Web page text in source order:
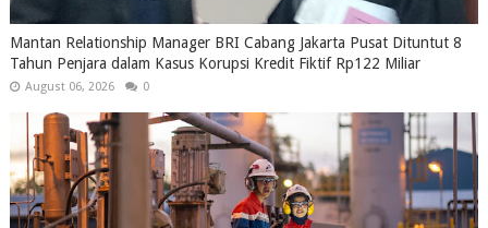
Mantan Relationship Manager BRI Cabang Jakarta Pusat Dituntut 8
Tahun Penjara dalam Kasus Korupsi Kredit Fiktif Rp122 Miliar
August 06, 2026 0